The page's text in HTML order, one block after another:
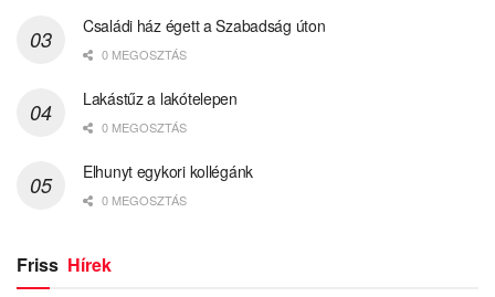
Családi ház égett a Szabadság úton
0 MEGOSZTÁS
Lakástűz a lakótelepen
0 MEGOSZTÁS
Elhunyt egykori kollégánk
0 MEGOSZTÁS
Friss Hírek